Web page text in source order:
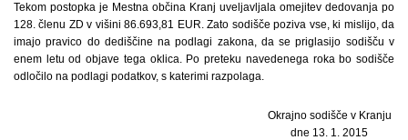
Tekom postopka je Mestna občina Kranj uveljavljala omejitev dedovanja po
128. členu ZD v višini 86.693,81 EUR. Zato sodišče poziva vse, ki mislijo, da
imajo pravico do dediščine na podlagi zakona, da se priglasijo sodišču v
enem letu od objave tega oklica. Po preteku navedenega roka bo sodišče
odločilo na podlagi podatkov, s katerimi razpolaga.
Okrajno sodišče v Kranju
dne 13. 1. 2015